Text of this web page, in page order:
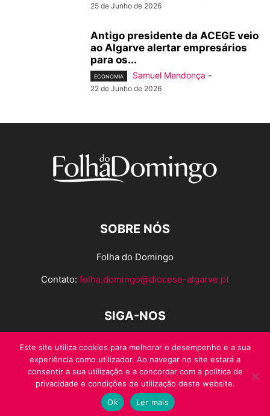
25 de Junho de 2026
Antigo presidente da ACEGE veio
ao Algarve alertar empresários
para os...
ECONOMIA Samuel Mendonça -
22 de Junho de 2026
SOBRE NÓS
Folha do Domingo
Contato: folha.domingo@diocese-algarve.pt
SIGA-NOS
© Folha do Domingo 2026, todos os direitos reservados.
Este site utiliza cookies para melhorar o desempenho e a sua
experiência como utilizador. Ao navegar no site estará a
consentir a sua utilização e a concordar com a politica de
privacidade e condições de utilização deste website.
Ok
Ler mais